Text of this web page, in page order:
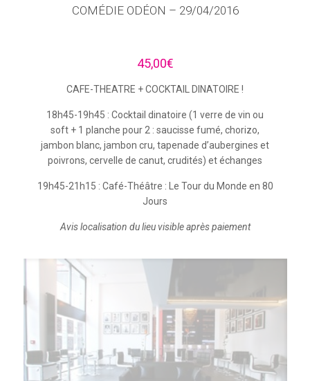
COMÉDIE ODÉON – 29/04/2016
45,00€
CAFE-THEATRE + COCKTAIL DINATOIRE !
18h45-19h45 : Cocktail dinatoire (1 verre de vin ou
soft + 1 planche pour 2 : saucisse fumé, chorizo,
jambon blanc, jambon cru, tapenade d’aubergines et
poivrons, cervelle de canut, crudités) et échanges
19h45-21h15 : Café-Théâtre : Le Tour du Monde en 80
Jours
Avis localisation du lieu visible après paiement